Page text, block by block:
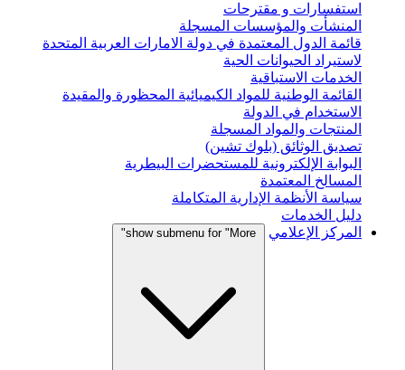
استفسارات و مقترحات
المنشأت والمؤسسات المسجلة
قائمة الدول المعتمدة في دولة الامارات العربية المتحدة
لاستيراد الحيوانات الحية
الخدمات الاستباقية
القائمة الوطنية للمواد الكيميائية المحظورة والمقيدة
الاستخدام في الدولة
المنتجات والمواد المسجلة
تصديق الوثائق (بلوك تشين)
البوابة الإلكترونية للمستحضرات البيطرية
المسالخ المعتمدة
سياسة الأنظمة الإدارية المتكاملة
دليل الخدمات
المركز الإعلامي
show submenu for "More"